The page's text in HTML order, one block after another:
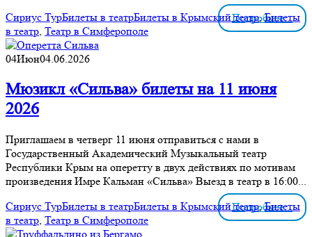
Сириус ТурБилеты в театрБилеты в Крымский театр,Билеты
в театр, Театр в Симферополе
Подробнее...
04Июн04.06.2026
Мюзикл «Сильва» билеты на 11 июня
2026
Приглашаем в четверг 11 июня отправиться с нами в
Государственный Академический Музыкальный театр
Республики Крым на оперетту в двух действиях по мотивам
произведения Имре Кальман «Сильва» Выезд в театр в 16:00...
Сириус ТурБилеты в театрБилеты в Крымский театр,Билеты
в театр, Театр в Симферополе
Подробнее...